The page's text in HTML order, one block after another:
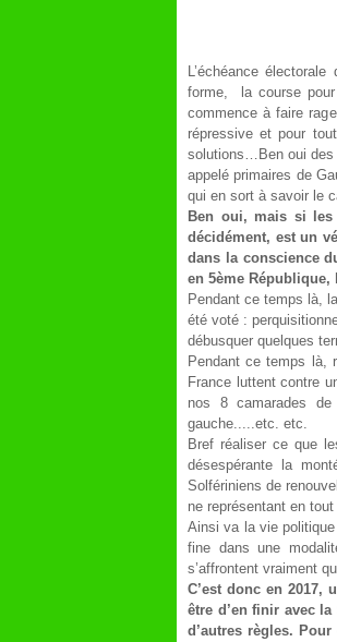
L’échéance
forme, la course pour
commence à faire
répressive et pour
solutions…Ben oui des
appelé primaires de
qui en sort à savoir le
Ben oui, mais si
décidément, est un
dans la conscience
en 5ème République,
Pendant ce temps là,
été voté :
débusquer quelques
Pendant ce temps là,
France luttent contre
nos 8 camarades
gauche.....etc. etc.
Bref réaliser ce que
désespérante la
Solfériniens de
ne représentant en
Ainsi va la vie
fine dans une
s’affrontent vraiment
C’est donc en
être d’en finir avec la
d’autres règles.